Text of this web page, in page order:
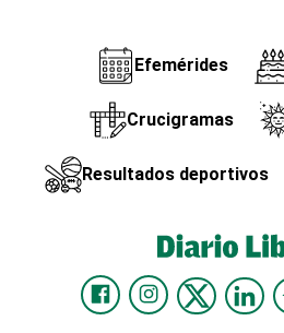
Efemérides
Crucigramas
Resultados deportivos